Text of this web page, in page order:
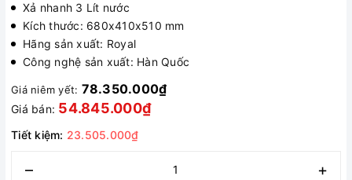
Xả nhanh 3 Lít nước
Kích thước: 680x410x510 mm
Hãng sản xuất: Royal
Công nghệ sản xuất: Hàn Quốc
Giá niêm yết: 78.350.000₫
Giá bán: 54.845.000₫
Tiết kiệm: 23.505.000₫
– +